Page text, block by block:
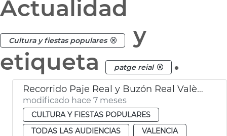
Actualidad
Cultura y fiestas populares
y
etiqueta
patge reial .
Recorrido Paje Real y Buzón Real València
modificado hace 7 meses
CULTURA Y FIESTAS POPULARES
TODAS LAS AUDIENCIAS
VALENCIA